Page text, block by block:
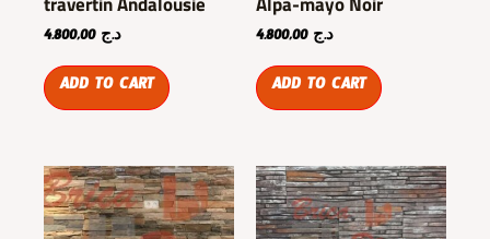
د.ج 4.800,00
ADD TO CART
د.ج 4.800,00
ADD TO CART